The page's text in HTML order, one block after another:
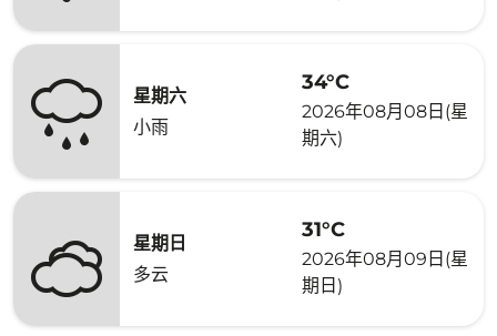
星期六
小雨
34°C
2026年08月08日(星
期六)
星期日
多云
31°C
2026年08月09日(星
期日)